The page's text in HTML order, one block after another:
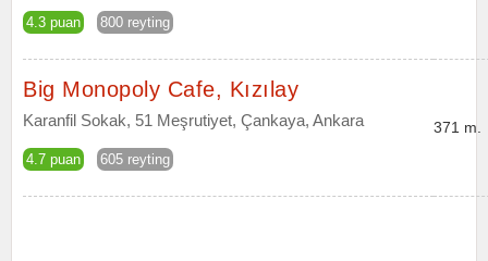
4.3 puan 800 reyting
Big Monopoly Cafe, Kızılay
Karanfil Sokak, 51 Meşrutiyet, Çankaya, Ankara
4.7 puan 605 reyting
371 m.